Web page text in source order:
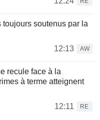
soutenus par la
12:13
AW
recule face à la
à terme atteignent
12:11
RE